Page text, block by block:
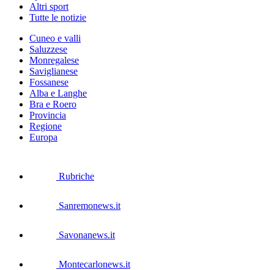
Altri sport
Tutte le notizie
Cuneo e valli
Saluzzese
Monregalese
Saviglianese
Fossanese
Alba e Langhe
Bra e Roero
Provincia
Regione
Europa
Rubriche
Sanremonews.it
Savonanews.it
Montecarlonews.it